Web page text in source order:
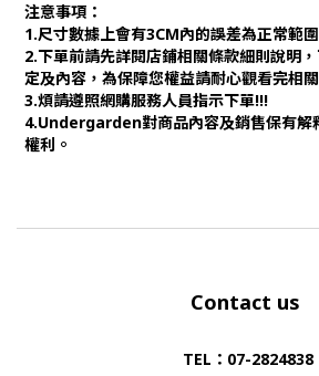
注意事項：
1.尺寸數據上會有3CM內的誤差為正常範圍
2.下單前請先詳閱店鋪相關條款細則說明
定及內容，為保障您權益請耐心觀看完相
3.煩請遵照網購服務人員指示下單!!!
4.Undergarden對商品內容及銷售保有解
權利。
Contact us
TEL：07-2824838